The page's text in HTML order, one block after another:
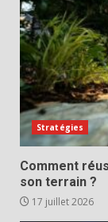
Stratégies
Comment
son terrain ?
17 juillet 2026